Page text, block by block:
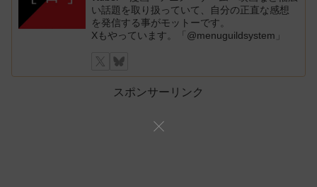
い話題を取り扱っていて、自分の正直な感想
を発信する事がモットーです。
Xもやっています。「@menuguildsystem」
スポンサーリンク